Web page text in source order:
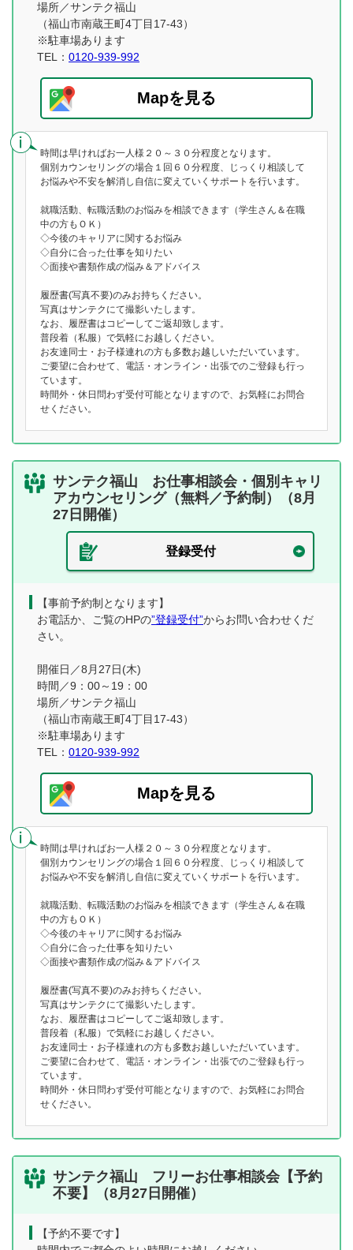
場所／サンテク福山
（福山市南蔵王町4丁目17-43）
※駐車場あります
TEL： 0120-939-992
Mapを見る
時間は早ければお一人様２０～３０分程度となります。
個別カウンセリングの場合１回６０分程度、じっくり相談して
お悩みや不安を解消し自信に変えていくサポートを行います。
就職活動、転職活動のお悩みを相談できます（学生さん＆在職
中の方もＯＫ）
◇今後のキャリアに関するお悩み
◇自分に合った仕事を知りたい
◇面接や書類作成の悩み＆アドバイス
履歴書(写真不要)のみお持ちください。
写真はサンテクにて撮影いたします。
なお、履歴書はコピーしてご返却致します。
普段着（私服）で気軽にお越しください。
お友達同士・お子様連れの方も多数お越しいただいています。
ご要望に合わせて、電話・オンライン・出張でのご登録も行っ
ています。
時間外・休日問わず受付可能となりますので、お気軽にお問合
せください。
サンテク福山 お仕事相談会・個別キャリ
アカウンセリング（無料／予約制）（8月
27日開催）
登録受付
【事前予約制となります】
お電話か、ご覧のHPの”登録受付”からお問い合わせくだ
さい。
開催日／8月27日(木)
時間／9：00～19：00
場所／サンテク福山
（福山市南蔵王町4丁目17-43）
※駐車場あります
TEL： 0120-939-992
Mapを見る
時間は早ければお一人様２０～３０分程度となります。
個別カウンセリングの場合１回６０分程度、じっくり相談して
お悩みや不安を解消し自信に変えていくサポートを行います。
就職活動、転職活動のお悩みを相談できます（学生さん＆在職
中の方もＯＫ）
◇今後のキャリアに関するお悩み
◇自分に合った仕事を知りたい
◇面接や書類作成の悩み＆アドバイス
履歴書(写真不要)のみお持ちください。
写真はサンテクにて撮影いたします。
なお、履歴書はコピーしてご返却致します。
普段着（私服）で気軽にお越しください。
お友達同士・お子様連れの方も多数お越しいただいています。
ご要望に合わせて、電話・オンライン・出張でのご登録も行っ
ています。
時間外・休日問わず受付可能となりますので、お気軽にお問合
せください。
サンテク福山 フリーお仕事相談会【予約
不要】（8月27日開催）
【予約不要です】